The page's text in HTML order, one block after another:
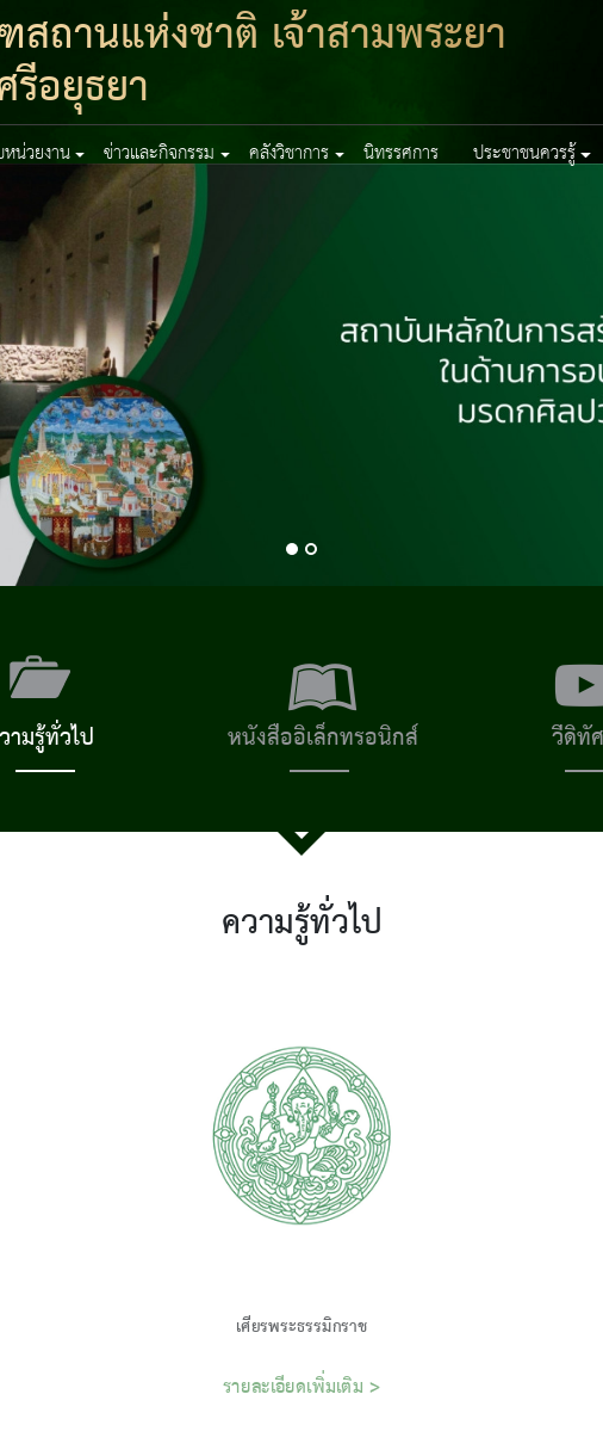
ถานแห่งชาติ เจ้าสามพระยา
อยุธยา
น่วยงาน ข่าวและกิจกรรม คลังวิชาการ นิทรรศการ ประชาชนควรรู้
ามรู้ทั่วไป หนังสืออิเล็กทรอนิกส์ วีดิทั
ความรู้ทั่วไป
เศียรพระธรรมิกราช
รายละเอียดเพิ่มเติม >